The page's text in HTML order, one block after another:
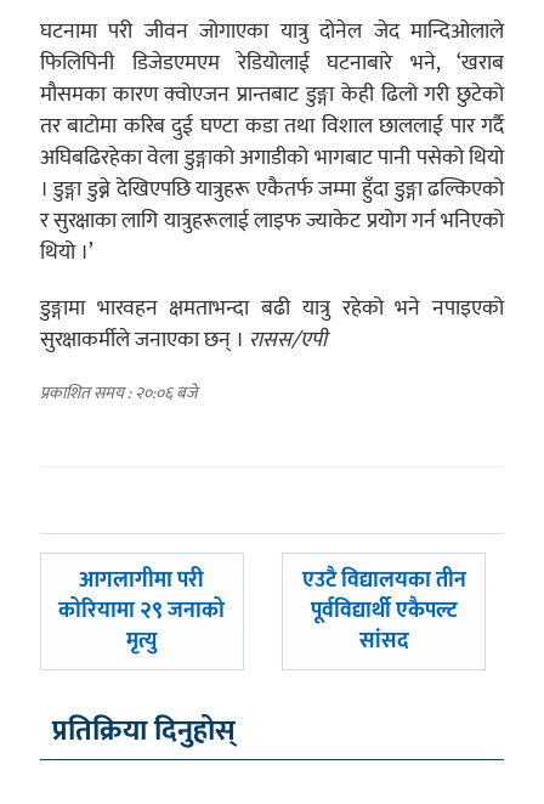
घटनामा परी जीवन जोगाएका यात्रु दोनेल जेद मान्दिओलाले
फिलिपिनी डिजेडएमएम रेडियोलाई घटनाबारे भने, ‘खराब
मौसमका कारण क्वोएजन प्रान्तबाट डुङ्गा केही ढिलो गरी छुटेको
तर बाटोमा करिब दुई घण्टा कडा तथा विशाल छाललाई पार गर्दै
अघिबढिरहेका वेला डुङ्गाको अगाडीको भागबाट पानी पसेको थियो
। डुङ्गा डुब्ने देखिएपछि यात्रुहरू एकैतर्फ जम्मा हुँदा डुङ्गा ढल्किएको
र सुरक्षाका लागि यात्रुहरूलाई लाइफ ज्याकेट प्रयोग गर्न भनिएको
थियो ।’
डुङ्गामा भारवहन क्षमताभन्दा बढी यात्रु रहेको भने नपाइएको
सुरक्षाकर्मीले जनाएका छन् । रासस/एपी
प्रकाशित समय : २०:०६ बजे
पछिल्लाे
-
आगलागीमा परी
कोरियामा २९ जनाको
मृत्यु
अघिल्लाे
एउटै विद्यालयका तीन
पूर्वविद्यार्थी एकैपल्ट
सांसद
प्रतिक्रिया दिनुहोस्